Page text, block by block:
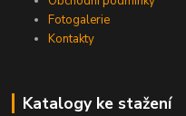
Fotogalerie
Kontakty
Katalogy ke stažení